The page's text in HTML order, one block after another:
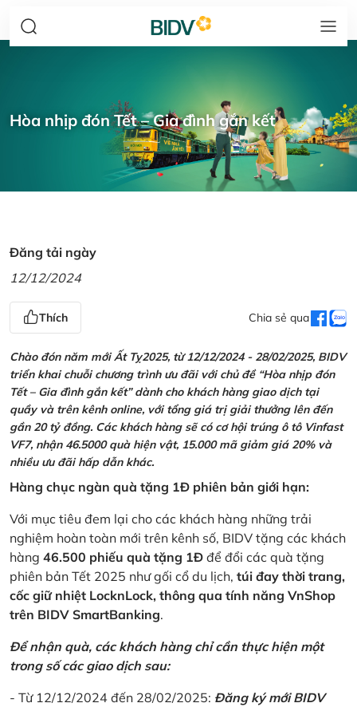
Hòa nhịp đón Tết – Gia đình gắn kết
Đăng tải ngày
12/12/2024
Thích Chia sẻ qua
Chào đón năm mới Ất Tỵ2025, từ 12/12/2024 - 28/02/2025, BIDV
triển khai chuỗi chương trình ưu đãi với chủ đề “Hòa nhịp đón
Tết – Gia đình gắn kết” dành cho khách hàng giao dịch tại
quầy và trên kênh online, với tổng giá trị giải thưởng lên đến
gần 20 tỷ đồng. Các khách hàng sẽ có cơ hội trúng ô tô Vinfast
VF7, nhận 46.5000 quà hiện vật, 15.000 mã giảm giá 20% và
nhiều ưu đãi hấp dẫn khác.
Hàng chục ngàn quà tặng 1Đ phiên bản giới hạn:
Với mục tiêu đem lại cho các khách hàng những trải
nghiệm hoàn toàn mới trên kênh số, BIDV tặng các khách
hàng 46.500 phiếu quà tặng 1Đ để đổi các quà tặng
phiên bản Tết 2025 như gối cổ du lịch, túi đay thời trang,
cốc giữ nhiệt LocknLock, thông qua tính năng VnShop
trên BIDV SmartBanking.
Để nhận quà, các khách hàng chỉ cần thực hiện một
trong số các giao dịch sau:
- Từ 12/12/2024 đến 28/02/2025: Đăng ký mới BIDV